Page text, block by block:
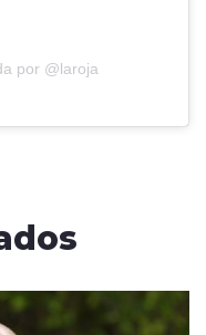
por @laroja